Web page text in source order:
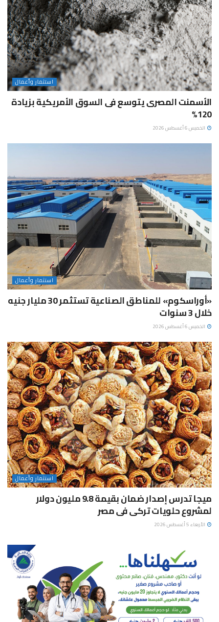
استثمار وأعمال
الأسمنت المصرى يتوسع فى السوق الأمريكية بزيادة
120%
الخميس 6 أغسطس 2026
استثمار وأعمال
«أوراسكوم» للمناطق الصناعية تستثمر 30 مليار جنيه
خلال 3 سنوات
الخميس 6 أغسطس 2026
استثمار وأعمال
ميجا تدرس إصدار ضمان بقيمة 9.8 مليون دولار
لمشروع حلويات تركى فى مصر
الأربعاء 5 أغسطس 2026